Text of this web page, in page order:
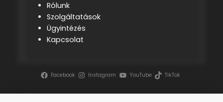
Rólunk
Szolgáltatások
Ügyintézés
Kapcsolat
Facebook Instagram YouTube TikTok
Szerzői jog ©2026 | Tenderszakértő